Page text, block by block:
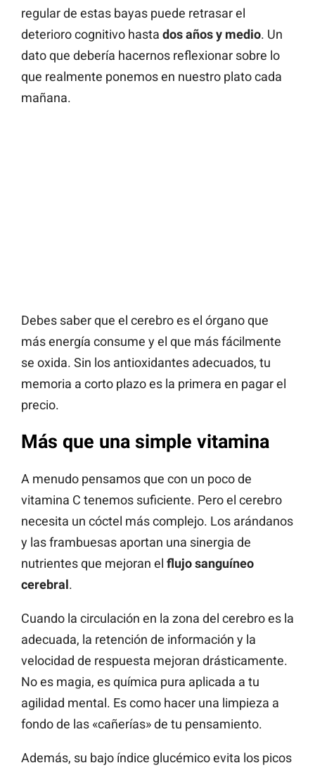
regular de estas bayas puede retrasar el
deterioro cognitivo hasta dos años y medio. Un
dato que debería hacernos reflexionar sobre lo
que realmente ponemos en nuestro plato cada
mañana.
Debes saber que el cerebro es el órgano que
más energía consume y el que más fácilmente
se oxida. Sin los antioxidantes adecuados, tu
memoria a corto plazo es la primera en pagar el
precio.
Más que una simple vitamina
A menudo pensamos que con un poco de
vitamina C tenemos suficiente. Pero el cerebro
necesita un cóctel más complejo. Los arándanos
y las frambuesas aportan una sinergia de
nutrientes que mejoran el flujo sanguíneo
cerebral.
Cuando la circulación en la zona del cerebro es la
adecuada, la retención de información y la
velocidad de respuesta mejoran drásticamente.
No es magia, es química pura aplicada a tu
agilidad mental. Es como hacer una limpieza a
fondo de las «cañerías» de tu pensamiento.
Además, su bajo índice glucémico evita los picos